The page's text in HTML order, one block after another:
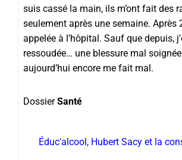
suis cassé la main, ils m’ont fait des
seulement après une semaine. Après
appelée à l’hôpital. Sauf que depuis,
ressoudée… une blessure mal
aujourd’hui encore me fait mal.
DossierSanté
Éduc’alcool, Hubert Sacy et la